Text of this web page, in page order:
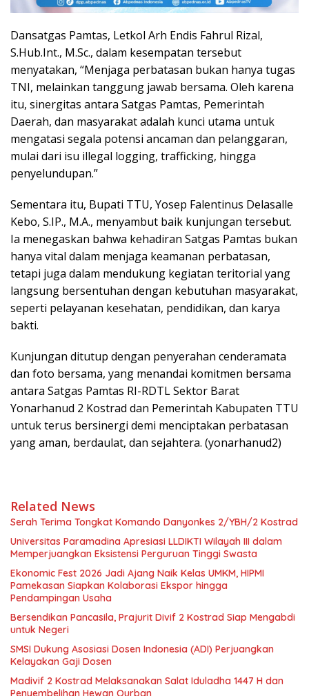
Dansatgas Pamtas, Letkol Arh Endis Fahrul Rizal,
S.Hub.Int., M.Sc., dalam kesempatan tersebut
menyatakan, “Menjaga perbatasan bukan hanya tugas
TNI, melainkan tanggung jawab bersama. Oleh karena
itu, sinergitas antara Satgas Pamtas, Pemerintah
Daerah, dan masyarakat adalah kunci utama untuk
mengatasi segala potensi ancaman dan pelanggaran,
mulai dari isu illegal logging, trafficking, hingga
penyelundupan.”
Sementara itu, Bupati TTU, Yosep Falentinus Delasalle
Kebo, S.IP., M.A., menyambut baik kunjungan tersebut.
Ia menegaskan bahwa kehadiran Satgas Pamtas bukan
hanya vital dalam menjaga keamanan perbatasan,
tetapi juga dalam mendukung kegiatan teritorial yang
langsung bersentuhan dengan kebutuhan masyarakat,
seperti pelayanan kesehatan, pendidikan, dan karya
bakti.
Kunjungan ditutup dengan penyerahan cenderamata
dan foto bersama, yang menandai komitmen bersama
antara Satgas Pamtas RI-RDTL Sektor Barat
Yonarhanud 2 Kostrad dan Pemerintah Kabupaten TTU
untuk terus bersinergi demi menciptakan perbatasan
yang aman, berdaulat, dan sejahtera. (yonarhanud2)
Related News
Serah Terima Tongkat Komando Danyonkes 2/YBH/2 Kostrad
Universitas Paramadina Apresiasi LLDIKTI Wilayah III dalam
Memperjuangkan Eksistensi Perguruan Tinggi Swasta
Ekonomic Fest 2026 Jadi Ajang Naik Kelas UMKM, HIPMI
Pamekasan Siapkan Kolaborasi Ekspor hingga
Pendampingan Usaha
Bersendikan Pancasila, Prajurit Divif 2 Kostrad Siap Mengabdi
untuk Negeri
SMSI Dukung Asosiasi Dosen Indonesia (ADI) Perjuangkan
Kelayakan Gaji Dosen
Madivif 2 Kostrad Melaksanakan Salat Iduladha 1447 H dan
Penyembelihan Hewan Qurban